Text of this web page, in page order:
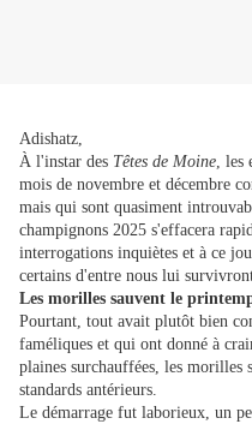
Adishatz,
À l'instar des Têtes de Moine, les
mois de novembre et décembre
mais qui sont quasiment
champignons 2025 s'effacera
interrogations inquiètes et à ce
certains d'entre nous lui
Les morilles sauvent le
Pourtant, tout avait plutôt bien
faméliques et qui ont donné à
plaines surchauffées, les morilles
standards antérieurs.
Le démarrage fut laborieux, un